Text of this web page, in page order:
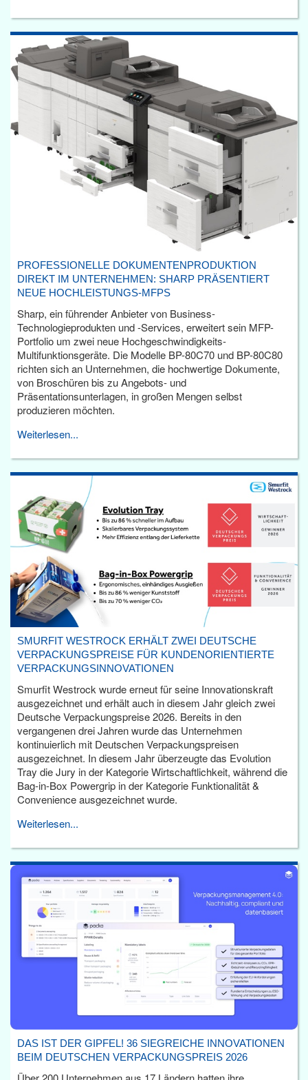
PROFESSIONELLE DOKUMENTENPRODUKTION
DIREKT IM UNTERNEHMEN: SHARP PRÄSENTIERT
NEUE HOCHLEISTUNGS-MFPS
Sharp, ein führender Anbieter von Business-
Technologieprodukten und -Services, erweitert sein MFP-
Portfolio um zwei neue Hochgeschwindigkeits-
Multifunktionsgeräte. Die Modelle BP-80C70 und BP-80C80
richten sich an Unternehmen, die hochwertige Dokumente,
von Broschüren bis zu Angebots- und
Präsentationsunterlagen, in großen Mengen selbst
produzieren möchten.
Weiterlesen...
SMURFIT WESTROCK ERHÄLT ZWEI DEUTSCHE
VERPACKUNGSPREISE FÜR KUNDENORIENTIERTE
VERPACKUNGSINNOVATIONEN
Smurfit Westrock wurde erneut für seine Innovationskraft
ausgezeichnet und erhält auch in diesem Jahr gleich zwei
Deutsche Verpackungspreise 2026. Bereits in den
vergangenen drei Jahren wurde das Unternehmen
kontinuierlich mit Deutschen Verpackungspreisen
ausgezeichnet. In diesem Jahr überzeugte das Evolution
Tray die Jury in der Kategorie Wirtschaftlichkeit, während die
Bag-in-Box Powergrip in der Kategorie Funktionalität &
Convenience ausgezeichnet wurde.
Weiterlesen...
DAS IST DER GIPFEL! 36 SIEGREICHE INNOVATIONEN
BEIM DEUTSCHEN VERPACKUNGSPREIS 2026